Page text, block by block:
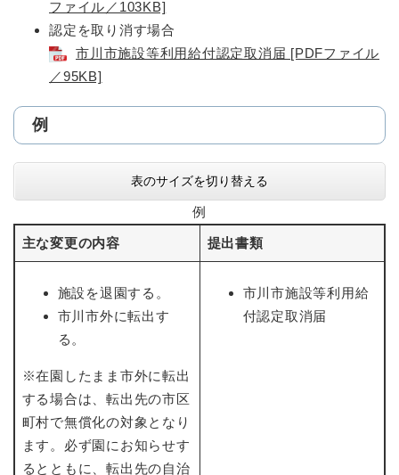
ファイル／103KB]
認定を取り消す場合
市川市施設等利用給付認定取消届 [PDFファイル
／95KB]
例
表のサイズを切り替える
例
主な変更の内容 提出書類
施設を退園する。
市川市外に転出す
る。
※在園したまま市外に転出
する場合は、転出先の市区
町村で無償化の対象となり
ます。必ず園にお知らせす
るとともに、転出先の自治
市川市施設等利用給
付認定取消届